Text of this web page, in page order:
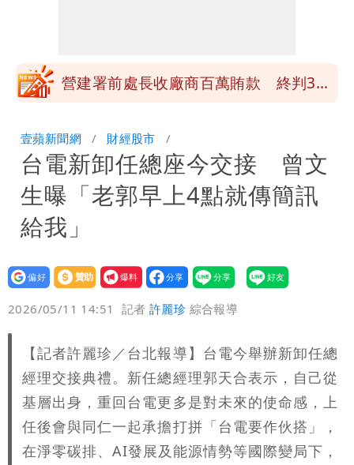
團有機會詐騙慈濟的就是民進黨
營建署前處長收廠商百萬賄款 終判3年
券
慈濟買BNT遭詐10億元 蔡英文：政府
很多謹慎判斷當時未被理解
壹蘋新聞網 財經股市
台電新卸任總座今交接 曾文
生曝「老郭早上4點就傳簡訊
給我」
設為
贊助
我要
爆料
2026/05/11 14:51 記者許麗珍 綜合報導
【記者許麗珍／台北報導】台電今舉辦新卸任總
經理交接典禮。新任總經理郭天合表示，自己從
基層出身，重回台電更多是對未來的使命感，上
任後會與同仁一起承擔打拼「台電要作伙搭」，
在淨零碳排、AI發展及能源情勢等國際變局下，